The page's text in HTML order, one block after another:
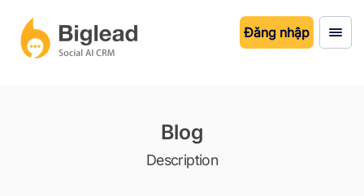
Đăng nhập
Blog
Description